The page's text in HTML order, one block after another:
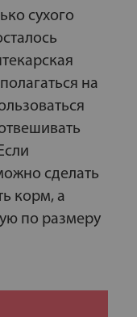
сухого
на
сделать
корм, а
по размеру